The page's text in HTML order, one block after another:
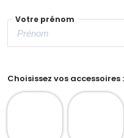
Votre prénom
Choisissez vos accessoires :